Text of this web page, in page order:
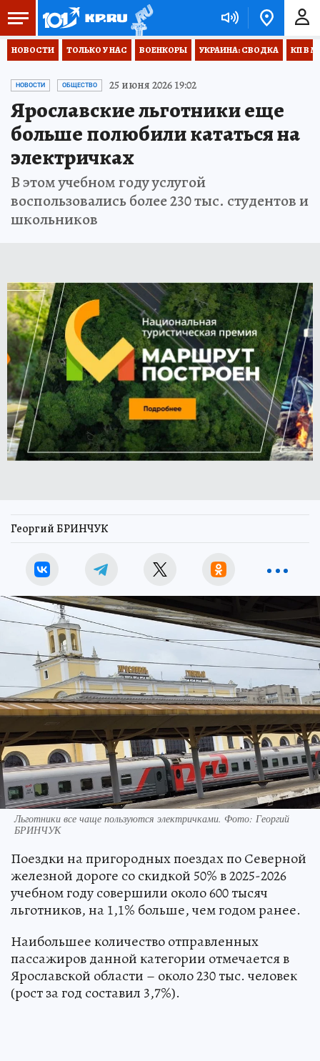
НОВОСТИ ТОЛЬКО У НАС ВОЕНКОРЫ УКРАИНА: СВОДКА КП В
НОВОСТИ ОБЩЕСТВО 25 июня 2026 19:02
Ярославские льготники еще
больше полюбили кататься на
электричках
В этом учебном году услугой
воспользовались более 230 тыс. студентов и
школьников
Георгий БРИНЧУК
Льготники все чаще пользуются электричками. Фото: Георгий
БРИНЧУК
Поездки на пригородных поездах по Северной
железной дороге со скидкой 50% в 2025-2026
учебном году совершили около 600 тысяч
льготников, на 1,1% больше, чем годом ранее.
Наибольшее количество отправленных
пассажиров данной категории отмечается в
Ярославской области – около 230 тыс. человек
(рост за год составил 3,7%).